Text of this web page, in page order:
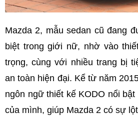
Mazda 2, mẫu sedan cũ đang
biệt trong giới nữ, nhờ vào
trọng, cùng với nhiều trang bị
an toàn hiện đại. Kể từ năm
ngôn ngữ thiết kế KODO nổi
của mình, giúp Mazda 2 có sự